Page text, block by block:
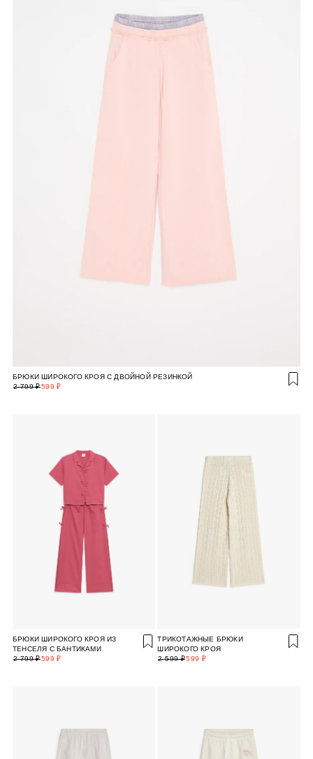
БРЮКИ ШИРОКОГО КРОЯ С ДВОЙНОЙ РЕЗИНКОЙ
599 ₽
2 799 ₽
БРЮКИ ШИРОКОГО КРОЯ ИЗ
ТЕНСЕЛЯ С БАНТИКАМИ
599 ₽
2 799 ₽
ТРИКОТАЖНЫЕ БРЮКИ
ШИРОКОГО КРОЯ
599 ₽
2 599 ₽